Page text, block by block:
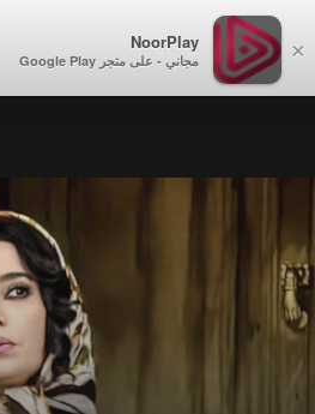
×
NoorPlay
مجاني - على متجر Google Play